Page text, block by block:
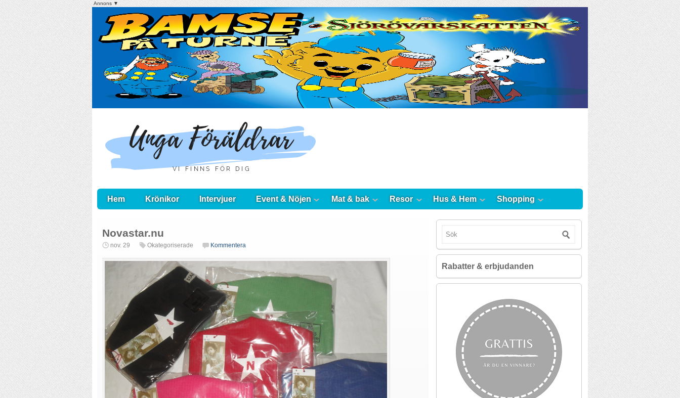
Annons ▼
Hem Krönikor Intervjuer Event & Nöjen Mat & bak Resor Hus & Hem Shopping
Novastar.nu
nov. 29 Okategoriserade Kommentera
Rabatter & erbjudanden